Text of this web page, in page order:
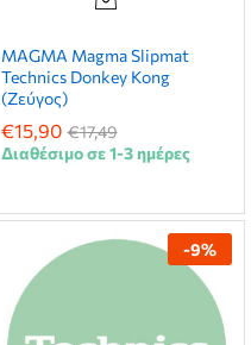
MAGMA Magma Slipmat
Technics Donkey Kong
(Ζεύγος)
€15,90 €17,49
Διαθέσιμο σε 1-3 ημέρες
-9%